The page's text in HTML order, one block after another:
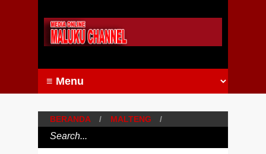
BERANDA / MALTENG /